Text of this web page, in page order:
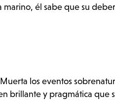
él sabe que su
los eventos
brillante y pragmática que